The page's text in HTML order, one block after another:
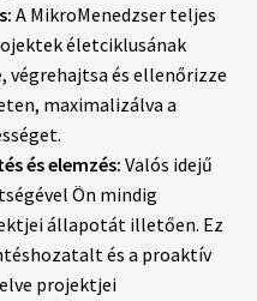
A MikroMenedzser teljes
életciklusának
végrehajtsa és ellenőrizze
maximalizálva a
és elemzés: Valós idejű
Ön mindig
állapotát illetően. Ez
és a proaktív
projektjei